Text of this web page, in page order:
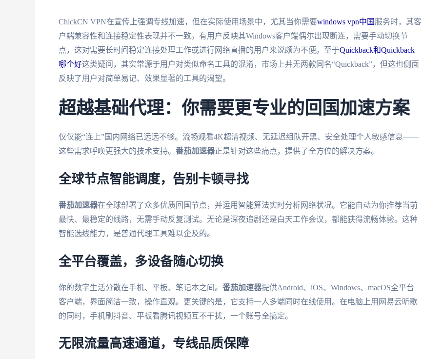
ChickCN VPN在宣传上强调专线加速，但在实际使用场景中，尤其当你需要windows vpn中国 服务时，其客
户端兼容性和连接稳定性表现并不一致。有用户反映其Windows客户端偶尔出现断连，需要手动切换节
点，这对需要长时间稳定连接处理工作或进行网络直播的用户来说颇为不便。至于Quickback和Quickback
哪个好这类疑问，其实常源于用户对类似命名工具的混淆，市场上并无两款同名“Quickback”，但这也侧面
反映了用户对简单易记、效果显著的工具的渴望。
超越基础代理：你需要更专业的回国加速方案
仅仅能“连上”国内网络已远远不够。流畅观看4K超清视频、无延迟组队开黑、安全处理个人敏感信息——
这些需求呼唤更强大的技术支持。 番茄加速器正是针对这些痛点，提供了全方位的解决方案。
全球节点智能调度，告别卡顿寻找
番茄加速器在全球部署了众多优质回国节点，并运用智能算法实时分析网络状况。它能自动为你推荐当前
最快、最稳定的线路，无需手动反复测试。无论是深夜追剧还是白天工作会议，都能获得流畅体验。这种
智能选线能力，是普通代理工具难以企及的。
全平台覆盖，多设备随心切换
你的数字生活分散在手机、平板、笔记本之间。 番茄加速器提供Android、iOS、Windows、macOS全平台
客户端，界面简洁一致，操作直观。更关键的是，它支持一人多端同时在线使用。在电脑上用网易云听歌
的同时，手机刷抖音、平板看腾讯视频互不干扰，一个账号全搞定。
无限流量高速通道，专线品质保障